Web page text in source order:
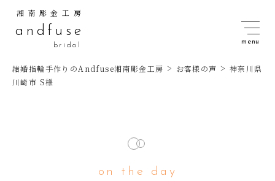
湘南彫金工房
andfuse
bridal
結婚指輪手作りのAndfuse湘南彫金工房 > お客様の声 > 神奈川県
川崎市 S様
on the day